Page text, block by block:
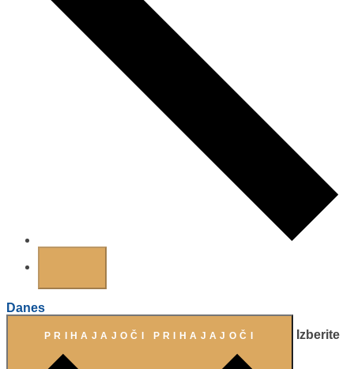
Danes
PRIHAJAJOČI PRIHAJAJOČI Izberite